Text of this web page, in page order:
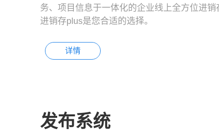
务、项目信息于一体化的企业线上全方位进
进销存plus是您合适的选择。
详情
发布系统